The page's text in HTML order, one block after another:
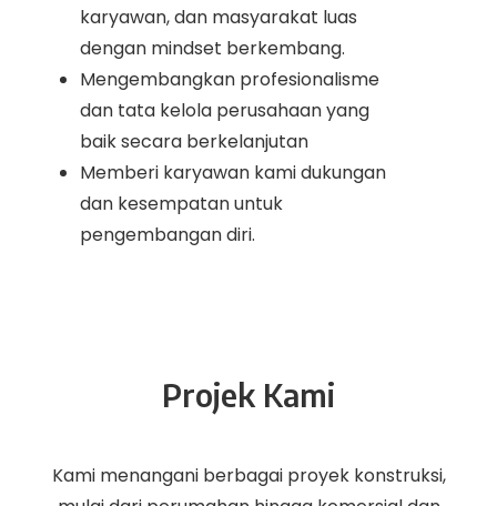
karyawan, dan masyarakat luas
dengan mindset berkembang.
Mengembangkan profesionalisme
dan tata kelola perusahaan yang
baik secara berkelanjutan
Memberi karyawan kami dukungan
dan kesempatan untuk
pengembangan diri.
Projek Kami
Kami menangani berbagai proyek konstruksi,